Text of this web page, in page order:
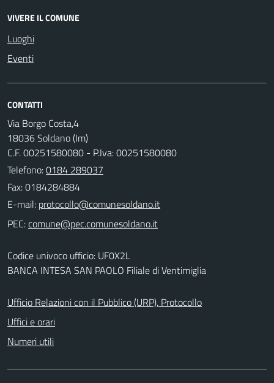
VIVERE IL COMUNE
Luoghi
Eventi
CONTATTI
Via Borgo Costa,4
18036 Soldano (Im)
C.F. 00251580080 - P.Iva: 00251580080
Telefono:0184 289037
Fax: 0184284884
E-mail:
PEC:
Codice univoco ufficio: UF0X2L
BANCA INTESA SAN PAOLO Filiale di Ventimiglia
Ufficio Relazioni con il Pubblico (URP), Protocollo
Uffici e orari
Numeri utili